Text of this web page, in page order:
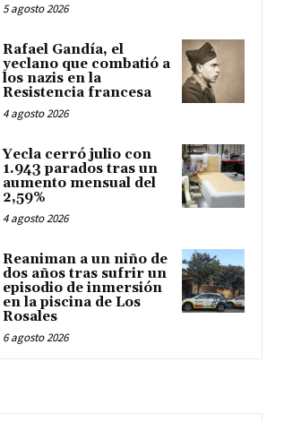
5 agosto 2026
Rafael Gandía, el
yeclano que combatió a
los nazis en la
Resistencia francesa
4 agosto 2026
Yecla cerró julio con
1.943 parados tras un
aumento mensual del
2,59%
4 agosto 2026
Reaniman a un niño de
dos años tras sufrir un
episodio de inmersión
en la piscina de Los
Rosales
6 agosto 2026